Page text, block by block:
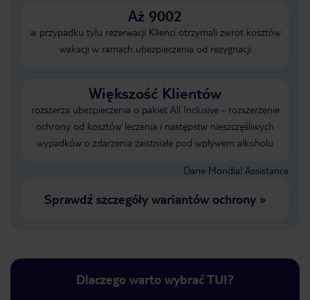
Aż 9002
w przypadku tylu rezerwacji Klienci otrzymali zwrot kosztów
wakacji w ramach ubezpieczenia od rezygnacji
Większość Klientów
rozszerza ubezpieczenia o pakiet All Inclusive - rozszerzenie
ochrony od kosztów leczenia i następstw nieszczęśliwych
wypadków o zdarzenia zaistniałe pod wpływem alkoholu
Dane Mondial Assistance
Sprawdź szczegóły wariantów ochrony»
Dlaczego warto wybrać TUI?